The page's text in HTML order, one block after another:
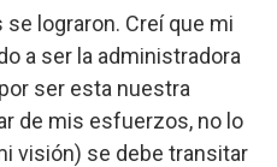
lograron. Creí que mi
a ser la administradora
ser esta nuestra
de mis esfuerzos, no lo
visión) se debe transitar